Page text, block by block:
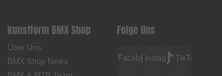
kunstform BMX Shop
Über Uns
BMX Shop News
Folge Uns
FacebookInstagramTikTok